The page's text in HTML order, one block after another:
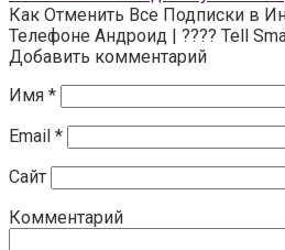
Как Отменить Все Подписки в
Телефоне Андроид | ???? Tell
Добавить комментарий
Имя *
Email *
Сайт
Комментарий